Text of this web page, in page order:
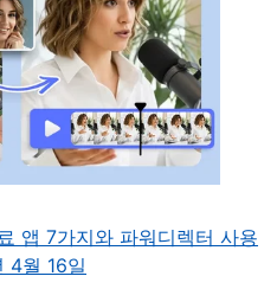
앱 7가지와 파워디렉터 사용
4월 16일